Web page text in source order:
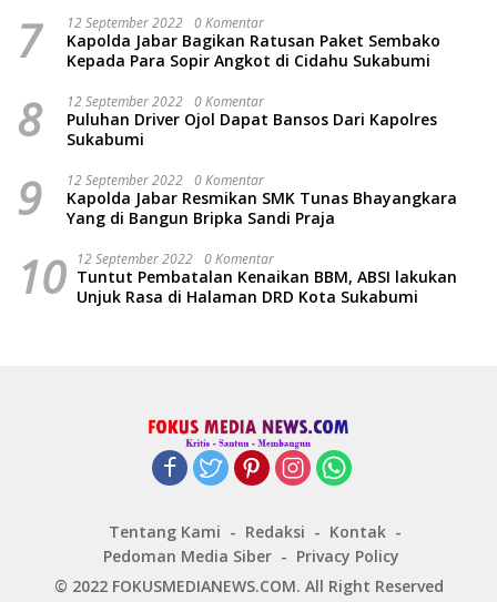
7 12 September 2022 0 Komentar
Kapolda Jabar Bagikan Ratusan Paket Sembako
Kepada Para Sopir Angkot di Cidahu Sukabumi
8 12 September 2022 0 Komentar
Puluhan Driver Ojol Dapat Bansos Dari Kapolres
Sukabumi
9 12 September 2022 0 Komentar
Kapolda Jabar Resmikan SMK Tunas Bhayangkara
Yang di Bangun Bripka Sandi Praja
10 12 September 2022 0 Komentar
Tuntut Pembatalan Kenaikan BBM, ABSI lakukan
Unjuk Rasa di Halaman DRD Kota Sukabumi
Tentang Kami Redaksi
Kontak
Pedoman Media Siber
Privacy Policy
© 2022 FOKUSMEDIANEWS.COM. All Right Reserved